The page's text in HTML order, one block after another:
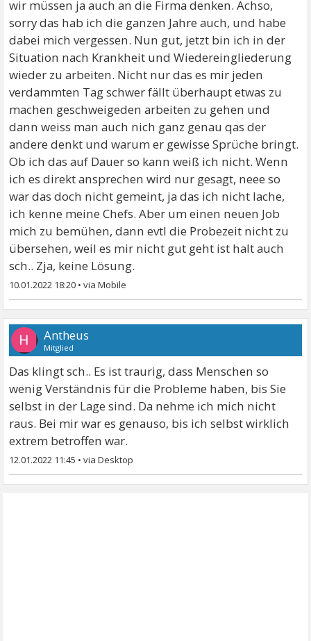
wir müssen ja auch an die Firma denken. Achso,
sorry das hab ich die ganzen Jahre auch, und habe
dabei mich vergessen. Nun gut, jetzt bin ich in der
Situation nach Krankheit und Wiedereingliederung
wieder zu arbeiten. Nicht nur das es mir jeden
verdammten Tag schwer fällt überhaupt etwas zu
machen geschweigeden arbeiten zu gehen und
dann weiss man auch nich ganz genau qas der
andere denkt und warum er gewisse Sprüche bringt.
Ob ich das auf Dauer so kann weiß ich nicht. Wenn
ich es direkt ansprechen wird nur gesagt, neee so
war das doch nicht gemeint, ja das ich nicht lache,
ich kenne meine Chefs. Aber um einen neuen Job
mich zu bemühen, dann evtl die Probezeit nicht zu
übersehen, weil es mir nicht gut geht ist halt auch
sch.. Zja, keine Lösung.
10.01.2022 18:20 •
Antheus
Mitglied
Das klingt sch.. Es ist traurig, dass Menschen so
wenig Verständnis für die Probleme haben, bis Sie
selbst in der Lage sind. Da nehme ich mich nicht
raus. Bei mir war es genauso, bis ich selbst wirklich
extrem betroffen war.
12.01.2022 11:45 •